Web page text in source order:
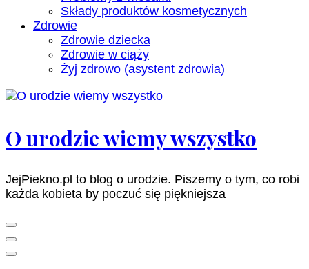
Składy produktów kosmetycznych
Zdrowie
Zdrowie dziecka
Zdrowie w ciąży
Żyj zdrowo (asystent zdrowia)
O urodzie wiemy wszystko
JejPiekno.pl to blog o urodzie. Piszemy o tym, co robi
każda kobieta by poczuć się piękniejsza